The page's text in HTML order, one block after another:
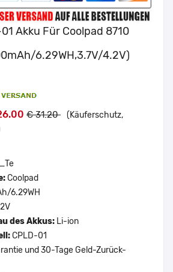
Akku Für Coolpad 8710
6.29WH,3.7V/4.2V)
€ 31.20 (Käuferschutz,
Coolpad
6.29WH
des Akkus: Li-ion
CPLD-01
und 30-Tage Geld-Zurück-